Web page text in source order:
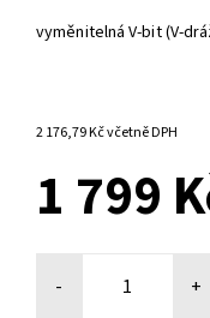
vyměnitelná V-bit (V-
2 176,79 Kč včetně DPH
1 799
- +